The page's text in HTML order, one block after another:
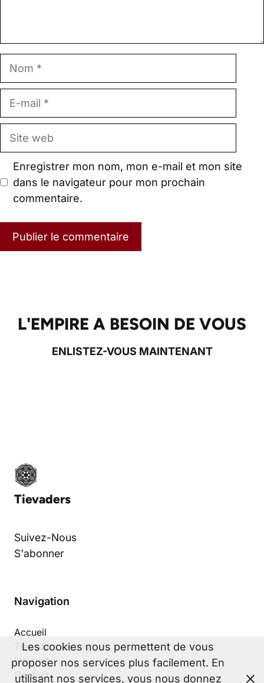
Site
web
Enregistrer mon nom, mon e-mail et mon site
dans le navigateur pour mon prochain
commentaire.
L'EMPIRE A BESOIN DE VOUS
ENLISTEZ-VOUS MAINTENANT
Tievaders
Suivez-Nous
S'abonner
Navigation
Accueil
Tievaders Le Jeu
Holonet
Contact
Les cookies nous permettent de vous
proposer nos services plus facilement. En
utilisant nos services, vous nous donnez